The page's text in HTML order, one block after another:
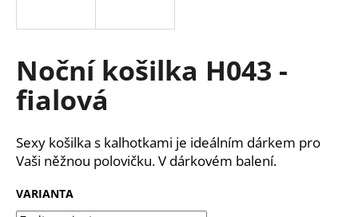
Noční košilka H043 -
fialová
Sexy košilka s kalhotkami je ideálním dárkem pro
Vaši něžnou polovičku.V dárkovém balení.
VARIANTA
í
t
?